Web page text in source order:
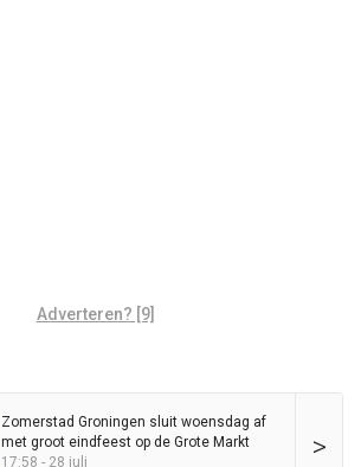
Adverteren? [9]
>
Zomerstad Groningen sluit woensdag af
met groot eindfeest op de Grote Markt
17:58 - 28 juli